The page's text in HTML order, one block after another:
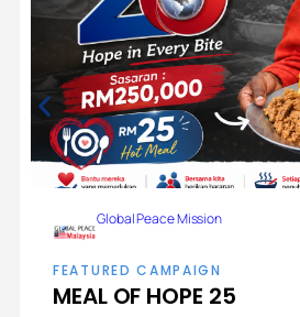
Global Peace Mission
FEATURED CAMPAIGN
TUNAI FIDYAH SEGERA